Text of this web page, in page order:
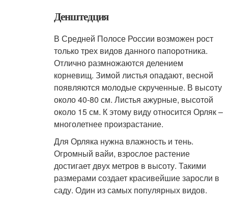
Денштедция
В Средней Полосе России возможен рост
только трех видов данного папоротника.
Отлично размножаются делением
корневищ. Зимой листья опадают, весной
появляются молодые скрученные. В высоту
около 40-80 см. Листья ажурные, высотой
около 15 см. К этому виду относится Орляк –
многолетнее произрастание.
Для Орляка нужна влажность и тень.
Огромный вайи, взрослое растение
достигает двух метров в высоту. Такими
размерами создает красивейшие заросли в
саду. Один из самых популярных видов.